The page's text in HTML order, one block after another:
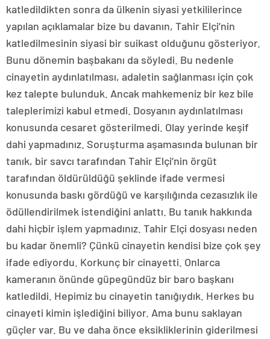
katledildikten sonra da ülkenin siyasi yetkililerince
yapılan açıklamalar bize bu davanın, Tahir Elçi’nin
katledilmesinin siyasi bir suikast olduğunu gösteriyor.
Bunu dönemin başbakanı da söyledi. Bu nedenle
cinayetin aydınlatılması, adaletin sağlanması için çok
kez talepte bulunduk. Ancak mahkemeniz bir kez bile
taleplerimizi kabul etmedi. Dosyanın aydınlatılması
konusunda cesaret gösterilmedi. Olay yerinde keşif
dahi yapmadınız. Soruşturma aşamasında bulunan bir
tanık, bir savcı tarafından Tahir Elçi’nin örgüt
tarafından öldürüldüğü şeklinde ifade vermesi
konusunda baskı gördüğü ve karşılığında cezasızlık ile
ödüllendirilmek istendiğini anlattı. Bu tanık hakkında
dahi hiçbir işlem yapmadınız. Tahir Elçi dosyası neden
bu kadar önemli? Çünkü cinayetin kendisi bize çok şey
ifade ediyordu. Korkunç bir cinayetti. Onlarca
kameranın önünde güpegündüz bir baro başkanı
katledildi. Hepimiz bu cinayetin tanığıydık. Herkes bu
cinayeti kimin işlediğini biliyor. Ama bunu saklayan
güçler var. Bu ve daha önce eksikliklerinin giderilmesi